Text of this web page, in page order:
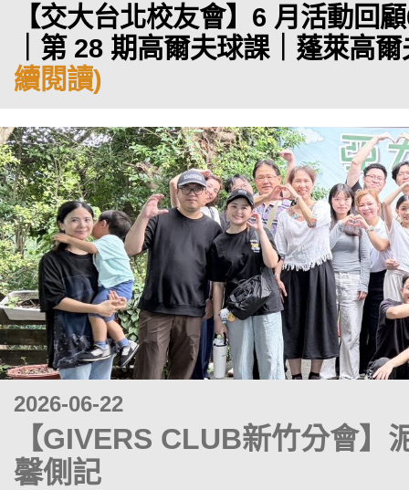
【交大台北校友會】6 月活動回
｜第 28 期高爾夫球課｜蓬萊高
續閱讀)
2026-06-22
【GIVERS CLUB新竹分會
馨側記